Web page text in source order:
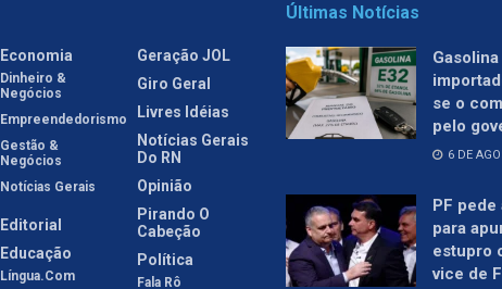
Economia
Dinheiro &
Negócios
Empreendedorismo
Gestão &
Negócios
Notícias Gerais
Editorial
Educação
Língua.com
Geração JOL
Giro Geral
Livres Idéias
Notícias Gerais
Do RN
Opinião
Pirando O
Cabeção
Política
Fala Rô
Últimas Notícias
se o
pelo
6 DE
PF
para
estupro
vice de